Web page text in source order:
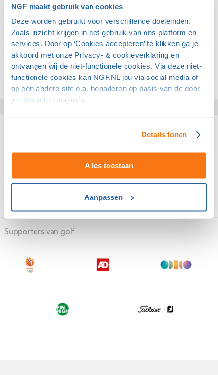
NGF maakt gebruik van cookies
Deze worden gebruikt voor verschillende doeleinden.
Zoals inzicht krijgen in het gebruik van ons platform en
services. Door op ‘Cookies accepteren’ te klikken ga je
akkoord met onze Privacy- & cookieverklaring en
ontvangen wij de niet-functionele cookies. Via deze niet-
functionele cookies kan NGF.NL jou via social media of
op een andere site o.a. benaderen op basis van de door
jou bezochte pagina’s.
Details tonen
Alles toestaan
Aanpassen
webinars om kennis te delen met golfclubs en -banen.
Je kunt de webinars en online trainingen hier
Over Golf
Supporters van golf